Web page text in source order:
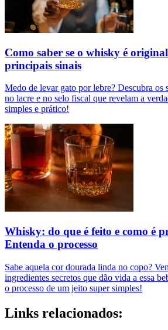
Como saber se o whisky é
principais sinais
Medo de levar gato por lebre? Descubra os
no lacre e no selo fiscal que revelam a
simples e prático!
Whisky: do que é feito e como é
Entenda o processo
Sabe aquela cor dourada linda no copo?
ingredientes secretos que dão vida a essa
o processo de um jeito super simples!
Links relacionados: